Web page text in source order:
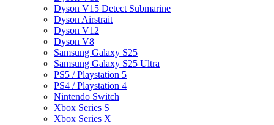
Dyson V15 Detect Submarine
Dyson Airstrait
Dyson V12
Dyson V8
Samsung Galaxy S25
Samsung Galaxy S25 Ultra
PS5 / Playstation 5
PS4 / Playstation 4
Nintendo Switch
Xbox Series S
Xbox Series X